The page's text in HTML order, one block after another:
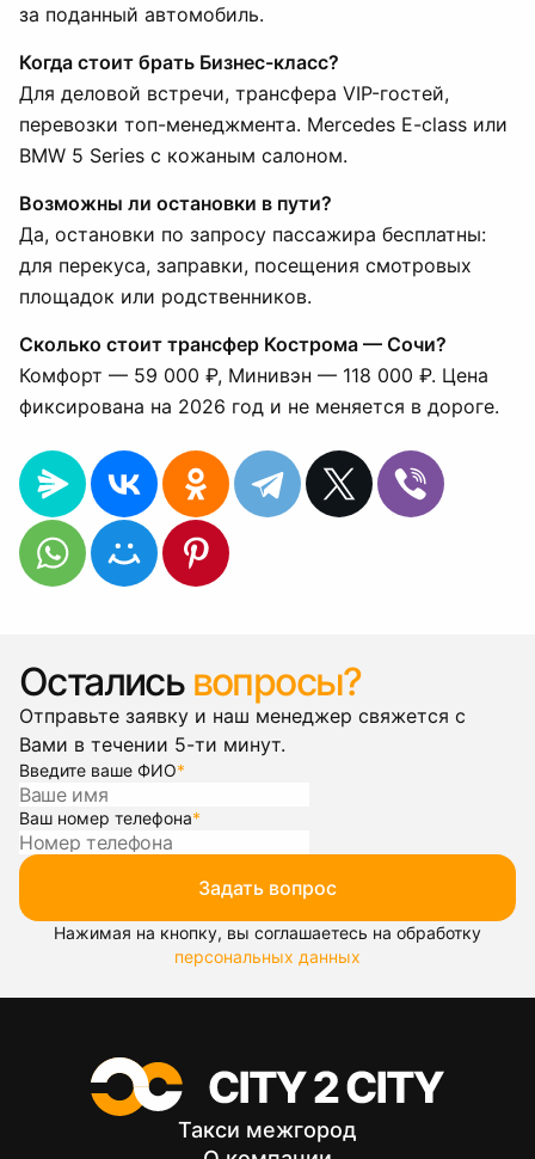
за поданный автомобиль.
Когда стоит брать Бизнес-класс?
Для деловой встречи, трансфера VIP-гостей,
перевозки топ-менеджмента. Mercedes E-class или
BMW 5 Series с кожаным салоном.
Возможны ли остановки в пути?
Да, остановки по запросу пассажира бесплатны:
для перекуса, заправки, посещения смотровых
площадок или родственников.
Сколько стоит трансфер Кострома — Сочи?
Комфорт — 59 000 ₽, Минивэн — 118 000 ₽. Цена
фиксирована на 2026 год и не меняется в дороге.
Остались вопросы?
Отправьте заявку и наш менеджер свяжется с
Вами в течении 5-ти минут.
Введите ваше ФИО*
Ваш номер телефона*
Задать вопрос
Нажимая на кнопку, вы соглашаетесь на обработку
персональных данных
Такси межгород